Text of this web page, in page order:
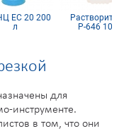
ЕС 20 200
л
Р-646 10 л
для
инструменте.
в том, что они